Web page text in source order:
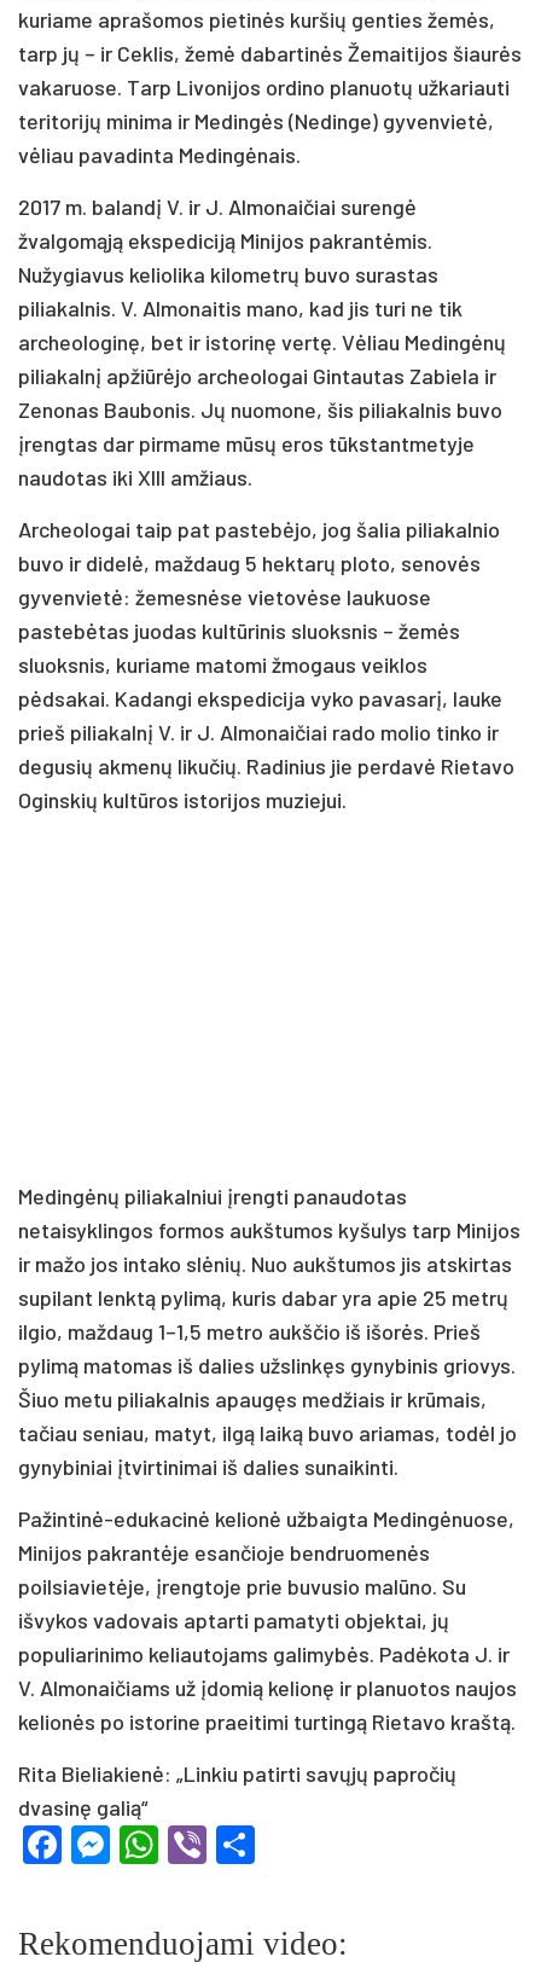
kuriame aprašomos pietinės kuršių genties žemės,
tarp jų – ir Ceklis, žemė dabartinės Žemaitijos šiaurės
vakaruose. Tarp Livonijos ordino planuotų užkariauti
teritorijų minima ir Medingės (Nedinge) gyvenvietė,
vėliau pavadinta Medingėnais.
2017 m. balandį V. ir J. Almonaičiai surengė
žvalgomąją ekspediciją Minijos pakrantėmis.
Nužygiavus keliolika kilometrų buvo surastas
piliakalnis. V. Almonaitis mano, kad jis turi ne tik
archeologinę, bet ir istorinę vertę. Vėliau Medingėnų
piliakalnį apžiūrėjo archeologai Gintautas Zabiela ir
Zenonas Baubonis. Jų nuomone, šis piliakalnis buvo
įrengtas dar pirmame mūsų eros tūkstantmetyje
naudotas iki XIII amžiaus.
Archeologai taip pat pastebėjo, jog šalia piliakalnio
buvo ir didelė, maždaug 5 hektarų ploto, senovės
gyvenvietė: žemesnėse vietovėse laukuose
pastebėtas juodas kultūrinis sluoksnis – žemės
sluoksnis, kuriame matomi žmogaus veiklos
pėdsakai. Kadangi ekspedicija vyko pavasarį, lauke
prieš piliakalnį V. ir J. Almonaičiai rado molio tinko ir
degusių akmenų likučių. Radinius jie perdavė Rietavo
Oginskių kultūros istorijos muziejui.
Medingėnų piliakalniui įrengti panaudotas
netaisyklingos formos aukštumos kyšulys tarp Minijos
ir mažo jos intako slėnių. Nuo aukštumos jis atskirtas
supilant lenktą pylimą, kuris dabar yra apie 25 metrų
ilgio, maždaug 1–1,5 metro aukščio iš išorės. Prieš
pylimą matomas iš dalies užslinkęs gynybinis griovys.
Šiuo metu piliakalnis apaugęs medžiais ir krūmais,
tačiau seniau, matyt, ilgą laiką buvo ariamas, todėl jo
gynybiniai įtvirtinimai iš dalies sunaikinti.
Pažintinė-edukacinė kelionė užbaigta Medingėnuose,
Minijos pakrantėje esančioje bendruomenės
poilsiavietėje, įrengtoje prie buvusio malūno. Su
išvykos vadovais aptarti pamatyti objektai, jų
populiarinimo keliautojams galimybės. Padėkota J. ir
V. Almonaičiams už įdomią kelionę ir planuotos naujos
kelionės po istorine praeitimi turtingą Rietavo kraštą.
Rita Bieliakienė: „Linkiu patirti savųjų papročių
dvasinę galią“
Facebook
Messenger
WhatsApp
Viber
Rekomenduojami video: